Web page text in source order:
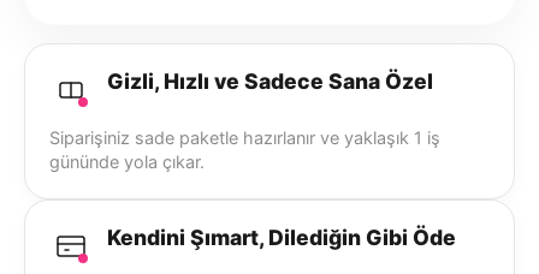
Gizli, Hızlı ve Sadece Sana Özel
Siparişiniz sade paketle hazırlanır ve yaklaşık 1 iş
gününde yola çıkar.
Kendini Şımart, Dilediğin Gibi Öde